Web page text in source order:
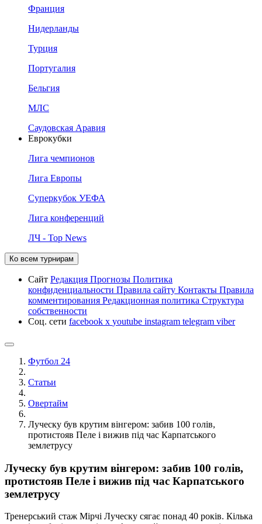
Франция
Нидерланды
Турция
Португалия
Бельгия
МЛС
Саудовская Аравия
Еврокубки
Лига чемпионов
Лига Европы
Суперкубок УЕФА
Лига конференций
ЛЧ - Top News
Ко всем турнирам
Сайт Редакция Прогнозы Политика
конфиденциальности Правила сайту Контакты Правила
комментирования Редакционная политика Структура
собственности
Соц. сети facebook x youtube instagram telegram viber
Футбол 24
Статьи
Овертайм
Луческу був крутим вінгером: забив 100 голів,
протистояв Пеле і вижив під час Карпатського
землетрусу
Луческу був крутим вінгером: забив 100 голів,
протистояв Пеле і вижив під час Карпатського
землетрусу
Тренерський стаж Мірчі Луческу сягає понад 40 років. Кілька